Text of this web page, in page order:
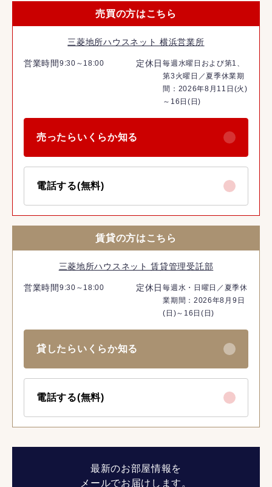
売買の方はこちら
三菱地所ハウスネット 横浜営業所
営業時間 9:30～18:00 定休日毎週水曜日および第1、
第3火曜日／夏季休業期
間：2026年8月11日(火)
～16日(日)
売ったらいくらか知る
電話する(無料)
賃貸の方はこちら
三菱地所ハウスネット 賃貸管理受託部
営業時間 9:30～18:00 定休日毎週水・日曜日／夏季休
業期間：2026年8月9日
(日)～16日(日)
貸したらいくらか知る
電話する(無料)
最新のお部屋情報を
メールでお届けします。